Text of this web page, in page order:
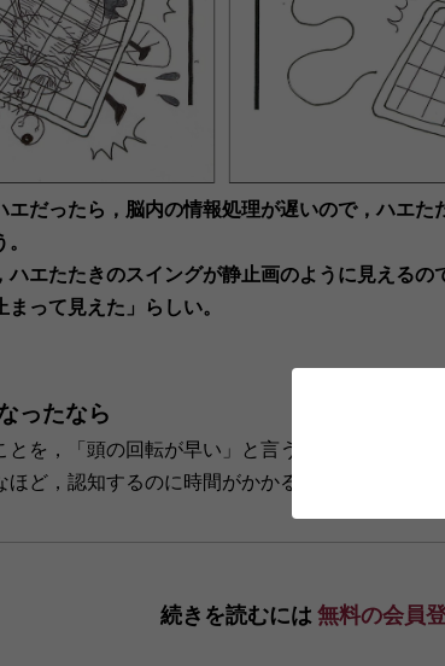
エだったら，脳内の情報処理が遅いので，ハエ
ハエたたきのスイングが静止画のように見える
って見えた」らしい。
ったなら
とを，「頭の回転が早い」と言うが，ヒトは頭
ほど，認知するのに時間がかかるそうだ。
続きを読むには 無料の会員